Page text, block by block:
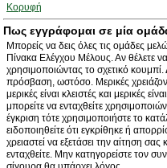
Κορυφή
Πως εγγράφομαι σε μία
Μπορείς να δεις όλες τις ομάδες
Πίνακα Ελέγχου Μέλους. Αν θέλετε να
χρησιμοποιώντας το σχετικό
πρόσβαση, ωστόσο. Μερικές
μερικές είναι κλειστές και μερικές
μπορείτε να ενταχθείτε
έγκριση τότε χρησιμοποιήστε το
ειδοποιηθείτε ότι εγκρίθηκε ή
χρειαστεί να εξετάσει την αίτηση
ενταχθείτε. Μην κατηγορείστε τον